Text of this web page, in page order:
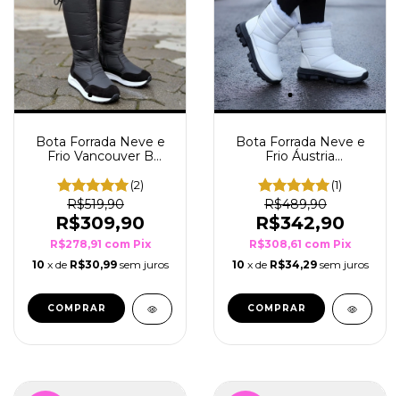
Bota Forrada Neve e
Frio Vancouver B
(2)
R$519,90
R$309,90
R$278,91 com Pix
10 x de R$30,99 sem juros
COMPRAR
Bota Forrada Neve e
Frio Áustria
(1)
R$489,90
R$342,90
R$308,61 com Pix
10 x de R$34,29 sem juros
COMPRAR